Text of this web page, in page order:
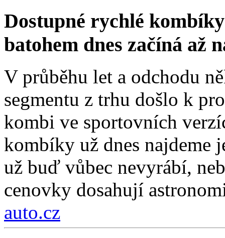
Dostupné rychlé
batohem dnes začíná až
V průběhu let a odchodu
segmentu z trhu došlo k
kombi ve sportovních
kombíky už dnes najdeme
už buď vůbec nevyrábí,
cenovky dosahují
auto.cz